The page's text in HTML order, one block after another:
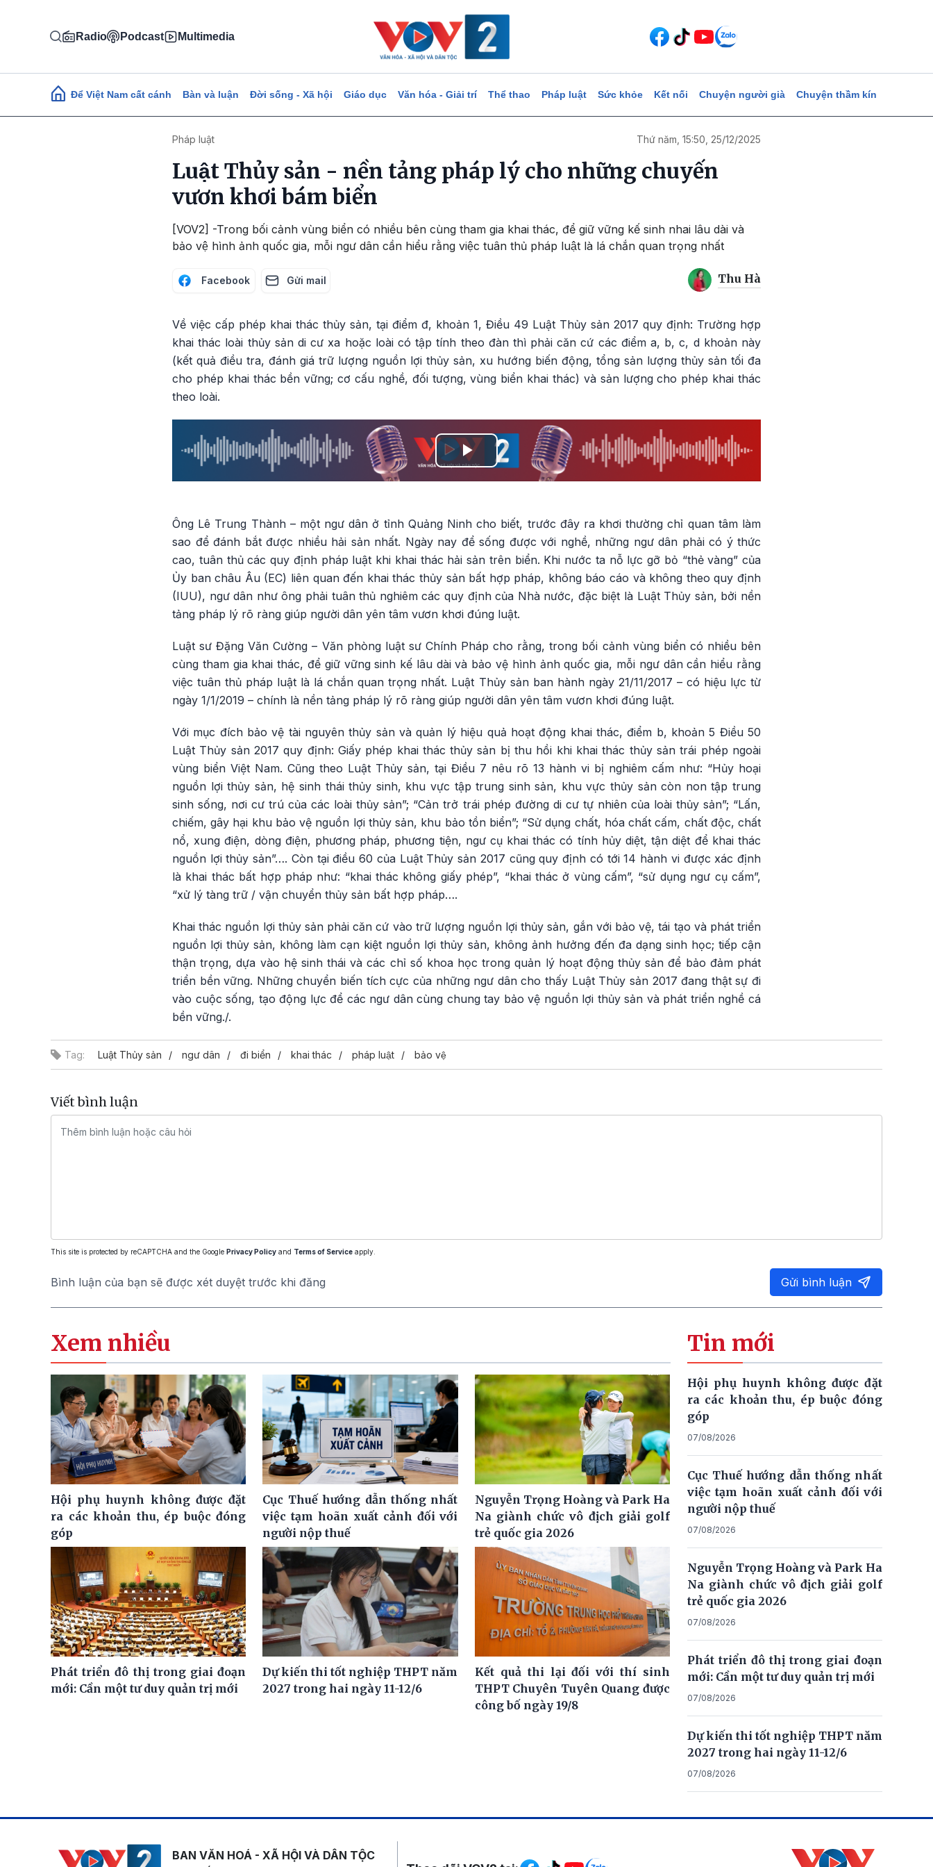
Radio Podcast Multimedia
Main navigation
Để Việt Nam cất cánh Bàn và luận Đời sống - Xã hội Giáo dục Văn hóa - Giải trí Thể thao Pháp luật Sức khỏe Kết nối Chuyện người già Chuyện thầm kín
Pháp luật Thứ năm, 15:50, 25/12/2025
Luật Thủy sản - nền tảng pháp lý cho những chuyến
vươn khơi bám biển
[VOV2] -Trong bối cảnh vùng biển có nhiều bên cùng tham gia khai thác, để giữ vững kế sinh nhai lâu dài và
bảo vệ hình ảnh quốc gia, mỗi ngư dân cần hiểu rằng việc tuân thủ pháp luật là lá chắn quan trọng nhất
Facebook Gửi mail Thu Hà
Về việc cấp phép khai thác thủy sản, tại điểm đ, khoản 1, Điều 49 Luật Thủy sản 2017 quy định: Trường hợp
khai thác loài thủy sản di cư xa hoặc loài có tập tính theo đàn thì phải căn cứ các điểm a, b, c, d khoản này
(kết quả điều tra, đánh giá trữ lượng nguồn lợi thủy sản, xu hướng biến động, tổng sản lượng thủy sản tối đa
cho phép khai thác bền vững; cơ cấu nghề, đối tượng, vùng biển khai thác) và sản lượng cho phép khai thác
theo loài.
Play
Ông Lê Trung Thành – một ngư dân ở tỉnh Quảng Ninh cho biết, trước đây ra khơi thường chỉ quan tâm làm
sao để đánh bắt được nhiều hải sản nhất. Ngày nay để sống được với nghề, những ngư dân phải có ý thức
cao, tuân thủ các quy định pháp luật khi khai thác hải sản trên biển. Khi nước ta nỗ lực gỡ bỏ “thẻ vàng” của
Ủy ban châu Âu (EC) liên quan đến khai thác thủy sản bất hợp pháp, không báo cáo và không theo quy định
(IUU), ngư dân như ông phải tuân thủ nghiêm các quy định của Nhà nước, đặc biệt là Luật Thủy sản, bởi nền
tảng pháp lý rõ ràng giúp người dân yên tâm vươn khơi đúng luật.
Luật sư Đặng Văn Cường – Văn phòng luật sư Chính Pháp cho rằng, trong bối cảnh vùng biển có nhiều bên
cùng tham gia khai thác, để giữ vững sinh kế lâu dài và bảo vệ hình ảnh quốc gia, mỗi ngư dân cần hiểu rằng
việc tuân thủ pháp luật là lá chắn quan trọng nhất. Luật Thủy sản ban hành ngày 21/11/2017 – có hiệu lực từ
ngày 1/1/2019 – chính là nền tảng pháp lý rõ ràng giúp người dân yên tâm vươn khơi đúng luật.
Với mục đích bảo vệ tài nguyên thủy sản và quản lý hiệu quả hoạt động khai thác, điểm b, khoản 5 Điều 50
Luật Thủy sản 2017 quy định: Giấy phép khai thác thủy sản bị thu hồi khi khai thác thủy sản trái phép ngoài
vùng biển Việt Nam. Cũng theo Luật Thủy sản, tại Điều 7 nêu rõ 13 hành vi bị nghiêm cấm như: “Hủy hoại
nguồn lợi thủy sản, hệ sinh thái thủy sinh, khu vực tập trung sinh sản, khu vực thủy sản còn non tập trung
sinh sống, nơi cư trú của các loài thủy sản”; “Cản trở trái phép đường di cư tự nhiên của loài thủy sản”; “Lấn,
chiếm, gây hại khu bảo vệ nguồn lợi thủy sản, khu bảo tồn biển”; “Sử dụng chất, hóa chất cấm, chất độc, chất
nổ, xung điện, dòng điện, phương pháp, phương tiện, ngư cụ khai thác có tính hủy diệt, tận diệt để khai thác
nguồn lợi thủy sản”…. Còn tại điều 60 của Luật Thủy sản 2017 cũng quy định có tới 14 hành vi được xác định
là khai thác bất hợp pháp như: “khai thác không giấy phép”, “khai thác ở vùng cấm”, “sử dụng ngư cụ cấm”,
“xử lý tàng trữ / vận chuyển thủy sản bất hợp pháp….
Khai thác nguồn lợi thủy sản phải căn cứ vào trữ lượng nguồn lợi thủy sản, gắn với bảo vệ, tái tạo và phát triển
nguồn lợi thủy sản, không làm cạn kiệt nguồn lợi thủy sản, không ảnh hưởng đến đa dạng sinh học; tiếp cận
thận trọng, dựa vào hệ sinh thái và các chỉ số khoa học trong quản lý hoạt động thủy sản để bảo đảm phát
triển bền vững. Những chuyển biến tích cực của những ngư dân cho thấy Luật Thủy sản 2017 đang thật sự đi
vào cuộc sống, tạo động lực để các ngư dân cùng chung tay bảo vệ nguồn lợi thủy sản và phát triển nghề cá
bền vững./.
Tag: Luật Thủy sản ngư dân đi biển khai thác pháp luật bảo vệ
Viết bình luận
This site is protected by reCAPTCHA and the Google Privacy Policy and Terms of Service apply.
Bình luận của bạn sẽ được xét duyệt trước khi đăng Gửi bình luận
Xem nhiều
Hội phụ huynh không được đặt
ra các khoản thu, ép buộc đóng
góp
Cục Thuế hướng dẫn thống nhất
việc tạm hoãn xuất cảnh đối với
người nộp thuế
Nguyễn Trọng Hoàng và Park Ha
Na giành chức vô địch giải golf
trẻ quốc gia 2026
Phát triển đô thị trong giai đoạn
mới: Cần một tư duy quản trị mới
Dự kiến thi tốt nghiệp THPT năm
2027 trong hai ngày 11-12/6
Kết quả thi lại đối với thí sinh
THPT Chuyên Tuyên Quang được
công bố ngày 19/8
Tin mới
Hội phụ huynh không được đặt
ra các khoản thu, ép buộc đóng
góp
07/08/2026
Cục Thuế hướng dẫn thống nhất
việc tạm hoãn xuất cảnh đối với
người nộp thuế
07/08/2026
Nguyễn Trọng Hoàng và Park Ha
Na giành chức vô địch giải golf
trẻ quốc gia 2026
07/08/2026
Phát triển đô thị trong giai đoạn
mới: Cần một tư duy quản trị mới
07/08/2026
Dự kiến thi tốt nghiệp THPT năm
2027 trong hai ngày 11-12/6
07/08/2026
BAN VĂN HOÁ - XÃ HỘI VÀ DÂN TỘC
Mạng xã hội